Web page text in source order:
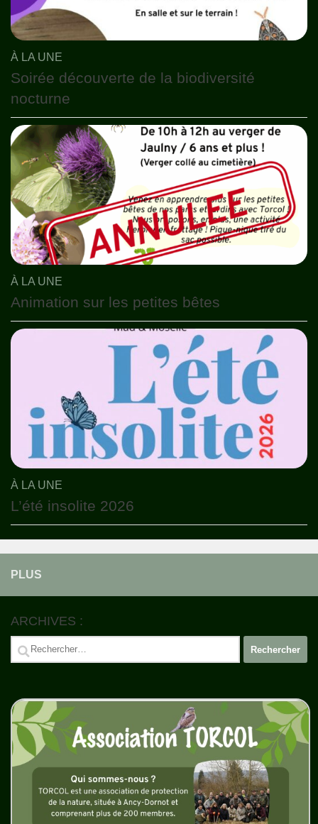
À LA UNE
Soirée découverte de la biodiversité
nocturne
À LA UNE
Animation sur les petites bêtes
À LA UNE
L’été insolite 2026
PLUS
ARCHIVES :
Rechercher :